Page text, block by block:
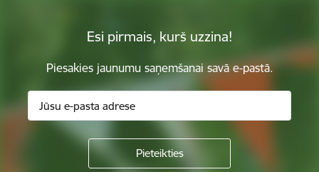
Esi pirmais, kurš uzzina!
Piesakies jaunumu saņemšanai savā e-pastā.